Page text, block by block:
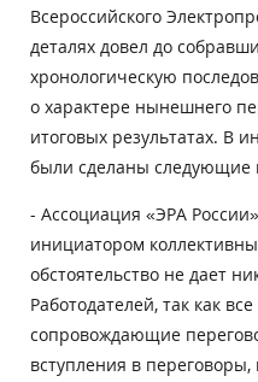
Всероссийского
деталях довел до
хронологическую
о характере нынешнего
итоговых результатах. В
были сделаны следующие
- Ассоциация «ЭРА
инициатором
обстоятельство не дает
Работодателей, так как
сопровождающие
вступления в